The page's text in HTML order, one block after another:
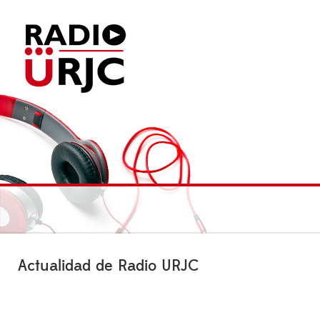
Actualidad de Radio URJC